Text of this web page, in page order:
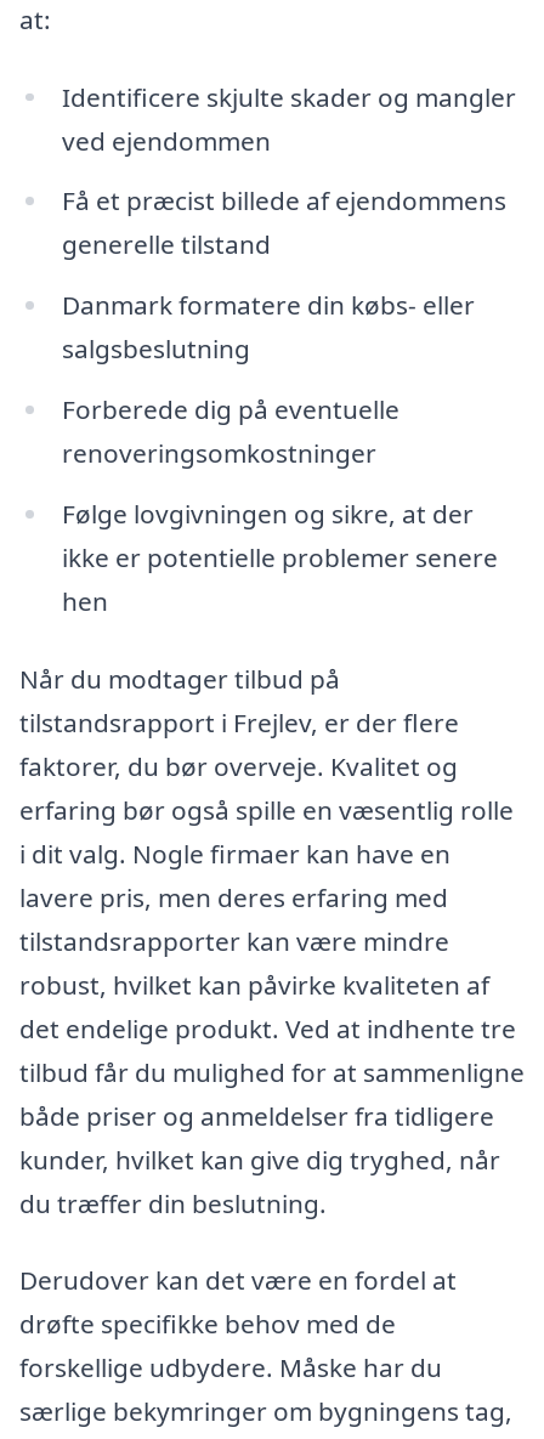
at:
Identificere skjulte skader og mangler
ved ejendommen
Få et præcist billede af ejendommens
generelle tilstand
Danmark formatere din købs- eller
salgsbeslutning
Forberede dig på eventuelle
renoveringsomkostninger
Følge lovgivningen og sikre, at der
ikke er potentielle problemer senere
hen
Når du modtager tilbud på
tilstandsrapport i Frejlev, er der flere
faktorer, du bør overveje. Kvalitet og
erfaring bør også spille en væsentlig rolle
i dit valg. Nogle firmaer kan have en
lavere pris, men deres erfaring med
tilstandsrapporter kan være mindre
robust, hvilket kan påvirke kvaliteten af
det endelige produkt. Ved at indhente tre
tilbud får du mulighed for at sammenligne
både priser og anmeldelser fra tidligere
kunder, hvilket kan give dig tryghed, når
du træffer din beslutning.
Derudover kan det være en fordel at
drøfte specifikke behov med de
forskellige udbydere. Måske har du
særlige bekymringer om bygningens tag,